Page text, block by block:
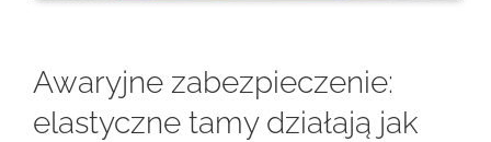
Awaryjne zabezpieczenie:
elastyczne tamy działają jak